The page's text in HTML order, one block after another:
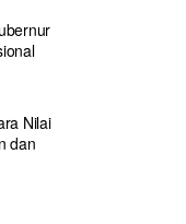
Nilai
dan